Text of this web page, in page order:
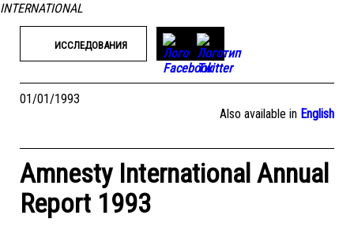
ИССЛЕДОВАНИЯ
01/01/1993
Also available in English
Amnesty International Annual
Report 1993